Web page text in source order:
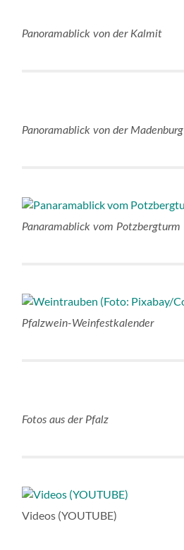
Panoramablick von der Kalmit
Panoramablick von der Madenburg
Panaramablick vom Potzbergturm
Pfalzwein-Weinfestkalender
Fotos aus der Pfalz
Videos (YOUTUBE)